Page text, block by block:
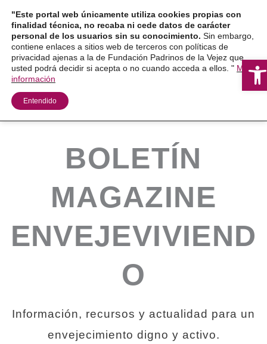
contenido
BOLETÍN
MAGAZINE
ENVEJEVIVIEND
O
Información, recursos y actualidad para un
envejecimiento digno y activo.
"Este portal web únicamente utiliza cookies propias con
finalidad técnica, no recaba ni cede datos de carácter
personal de los usuarios sin su conocimiento. Sin embargo,
contiene enlaces a sitios web de terceros con políticas de
privacidad ajenas a la de Fundación Padrinos de la Vejez que
usted podrá decidir si acepta o no cuando acceda a ellos. " Más
información
Entendido